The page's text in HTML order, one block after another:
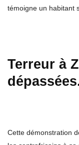
témoigne un habitant
Terreur à
Cette démonstration